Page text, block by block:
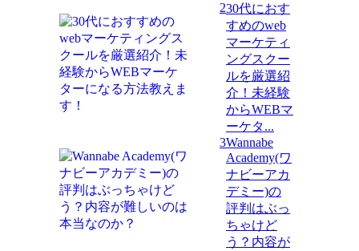
230代におす
すめのweb
マーケティ
ングスクー
ルを厳選紹
介！未経験
からWEBマ
ーケタ...
3Wannabe
Academy(ワ
ナビーアカ
デミー)の
評判はぶっ
ちゃけど
う？内容が